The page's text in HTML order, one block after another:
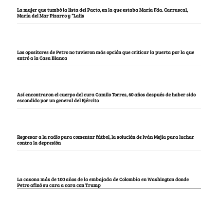
La mujer que tumbó la lista del Pacto, en la que estaba María Fda. Carrascal,
María del Mar Pizarro y “Lalis
Los opositores de Petro no tuvieron más opción que criticar la puerta por la que
entró a la Casa Blanca
Así encontraron el cuerpo del cura Camilo Torres, 60 años después de haber sido
escondido por un general del Ejército
Regresar a la radio para comentar fútbol, la solución de Iván Mejía para luchar
contra la depresión
La casona más de 100 años de la embajada de Colombia en Washington donde
Petro afinó su cara a cara con Trump